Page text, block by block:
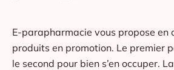
E-parapharmacie vous propose en
produits en promotion. Le premier
le second pour bien s’en occuper.